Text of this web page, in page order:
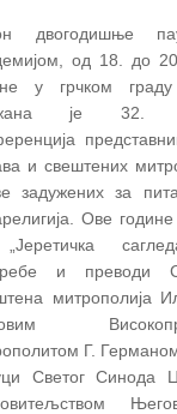
двогодишње
од 18. до
у грчком
је 32.
и свештених
задужених за
Ове
и преводи
митрополија
Г.
Светог Синода